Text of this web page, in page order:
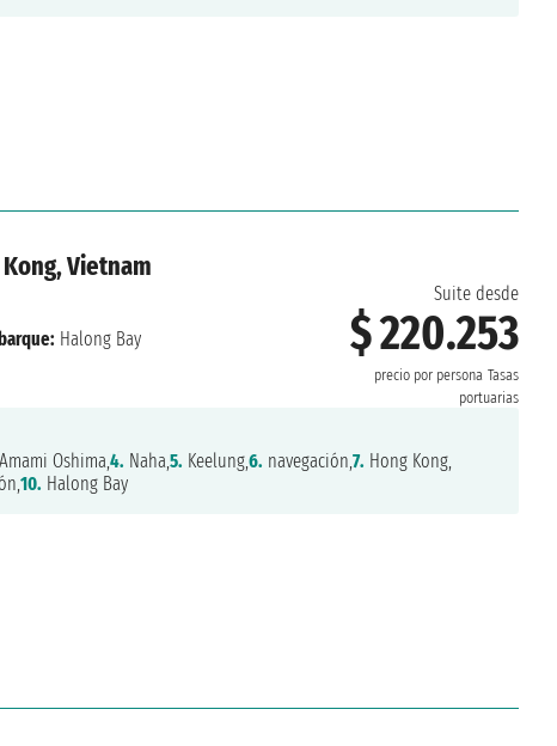
Vietnam
Suite desde
$ 220.253
precio por persona Tasas
portuarias
Halong Bay
Amami Oshima,4. Naha,5. Keelung,6. navegación,7. Hong Kong,
10. Halong Bay